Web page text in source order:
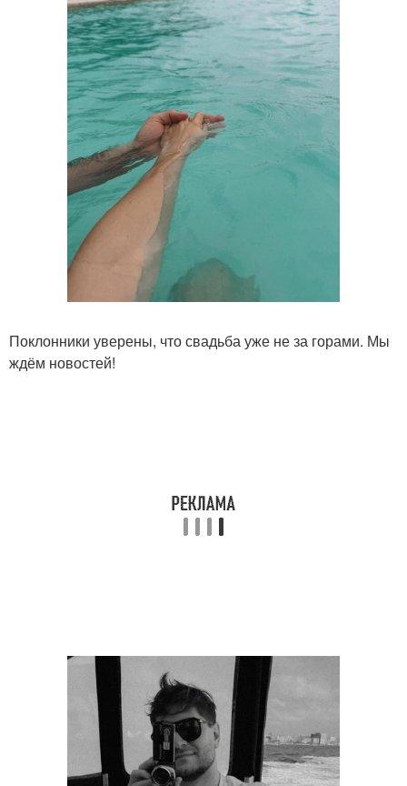
Поклонники уверены, что свадьба уже не за горами. Мы
ждём новостей!